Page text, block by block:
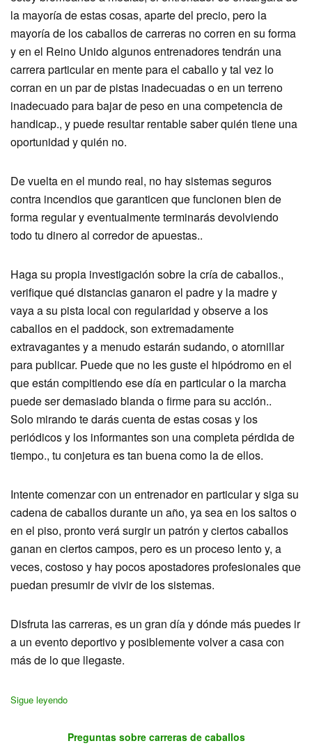
la mayoría de estas cosas, aparte del precio, pero la
mayoría de los caballos de carreras no corren en su forma
y en el Reino Unido algunos entrenadores tendrán una
carrera particular en mente para el caballo y tal vez lo
corran en un par de pistas inadecuadas o en un terreno
inadecuado para bajar de peso en una competencia de
handicap., y puede resultar rentable saber quién tiene una
oportunidad y quién no.
De vuelta en el mundo real, no hay sistemas seguros
contra incendios que garanticen que funcionen bien de
forma regular y eventualmente terminarás devolviendo
todo tu dinero al corredor de apuestas..
Haga su propia investigación sobre la cría de caballos.,
verifique qué distancias ganaron el padre y la madre y
vaya a su pista local con regularidad y observe a los
caballos en el paddock, son extremadamente
extravagantes y a menudo estarán sudando, o atornillar
para publicar. Puede que no les guste el hipódromo en el
que están compitiendo ese día en particular o la marcha
puede ser demasiado blanda o firme para su acción..
Solo mirando te darás cuenta de estas cosas y los
periódicos y los informantes son una completa pérdida de
tiempo., tu conjetura es tan buena como la de ellos.
Intente comenzar con un entrenador en particular y siga su
cadena de caballos durante un año, ya sea en los saltos o
en el piso, pronto verá surgir un patrón y ciertos caballos
ganan en ciertos campos, pero es un proceso lento y, a
veces, costoso y hay pocos apostadores profesionales que
puedan presumir de vivir de los sistemas.
Disfruta las carreras, es un gran día y dónde más puedes ir
a un evento deportivo y posiblemente volver a casa con
más de lo que llegaste.
Sigue leyendo
Preguntas sobre carreras de caballos